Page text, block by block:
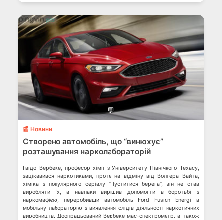
💬
📰 Новини
Створено автомобіль, що “винюхує”
розташування нарколабораторій
Гвідо Вербеке, професор хімії з Університету Північного Техасу,
зацікавився наркотиками, проте на відміну від Волтера Вайта,
хіміка з популярного серіалу “Пуститися берега”, він не став
виробляти їх, а навпаки вирішив допомогти в боротьбі з
наркомафією, переробивши автомобіль Ford Fusion Energi в
мобільну лабораторію з виявлення слідів діяльності наркотичних
виробництв. Доопрацьований Вербеке мас-спектрометр, а також